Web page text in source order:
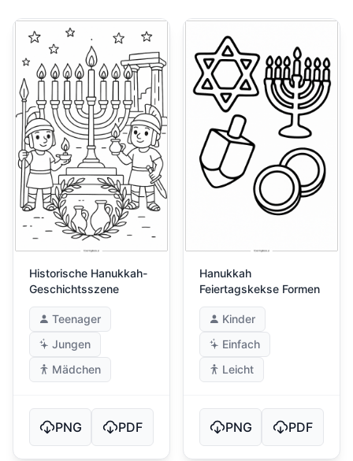
Historische Hanukkah-
Geschichtsszene
Teenager
Jungen
Mädchen
PNG PDF
Hanukkah
Feiertagskekse Formen
Kinder
Einfach
Leicht
PNG PDF